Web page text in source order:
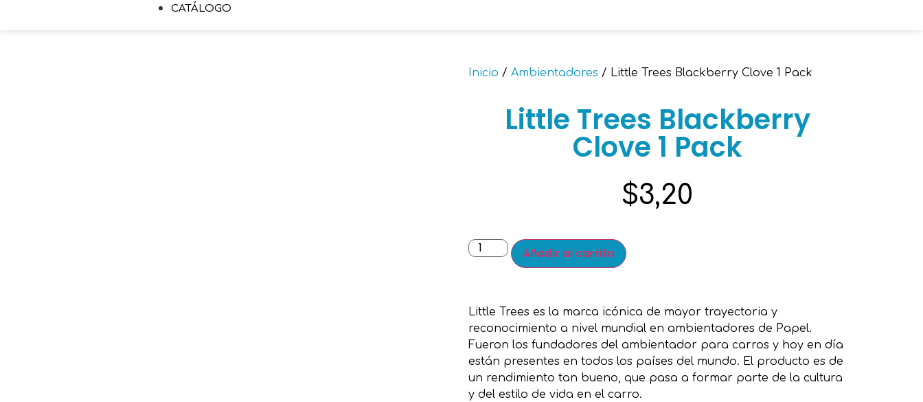
CATÁLOGO
Inicio / Ambientadores / Little Trees Blackberry Clove 1 Pack
Little Trees Blackberry
Clove 1 Pack
$3,20
Añadir al carrito
Little Trees es la marca icónica de mayor trayectoria y
reconocimiento a nivel mundial en ambientadores de Papel.
Fueron los fundadores del ambientador para carros y hoy en día
están presentes en todos los países del mundo. El producto es de
un rendimiento tan bueno, que pasa a formar parte de la cultura
y del estilo de vida en el carro.